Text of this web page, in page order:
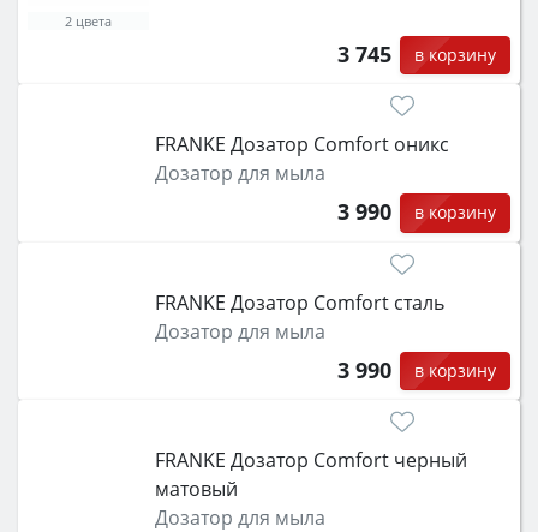
3 745 в корзину
2 цвета
FRANKE Дозатор Comfort оникс
Дозатор для мыла
3 990 в корзину
FRANKE Дозатор Comfort сталь
Дозатор для мыла
3 990 в корзину
FRANKE Дозатор Comfort черный
матовый
Дозатор для мыла